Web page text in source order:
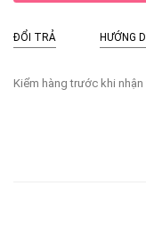
ĐỔI TRẢ HƯỚNG
Kiểm hàng trước khi